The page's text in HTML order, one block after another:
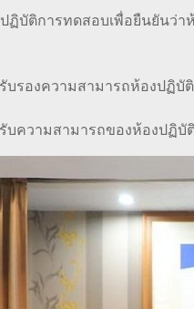
ฏิบัติการทดสอบเพื่อยืนยันว่
บรองความสามารถห้องปฏิบั
บความสามารถของห้องปฏิ